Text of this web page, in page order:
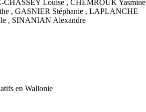
CHASSEY Louise , CHEMROUK Yasmine
, GASNIER Stéphanie , LAPLANCHE
, SINANIAN Alexandre
en Wallonie